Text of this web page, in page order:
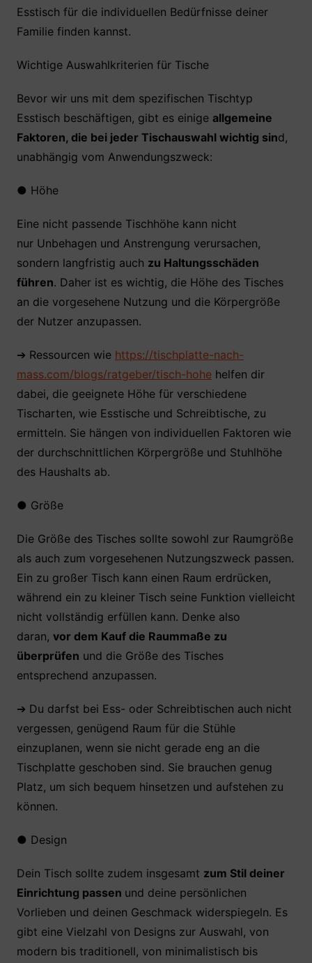
Esstisch für die individuellen Bedürfnisse deiner
Familie finden kannst.
Wichtige Auswahlkriterien für Tische
Bevor wir uns mit dem spezifischen Tischtyp
Esstisch beschäftigen, gibt es einige allgemeine
Faktoren, die bei jeder Tischauswahl wichtig sind,
unabhängig vom Anwendungszweck:
● Höhe
Eine nicht passende Tischhöhe kann nicht
nur Unbehagen und Anstrengung verursachen,
sondern langfristig auch zu Haltungsschäden
führen. Daher ist es wichtig, die Höhe des Tisches
an die vorgesehene Nutzung und die Körpergröße
der Nutzer anzupassen.
➔ Ressourcen wie https://tischplatte-nach-
mass.com/blogs/ratgeber/tisch-hohehelfen dir
dabei, die geeignete Höhe für verschiedene
Tischarten, wie Esstische und Schreibtische, zu
ermitteln. Sie hängen von individuellen Faktoren wie
der durchschnittlichen Körpergröße und Stuhlhöhe
des Haushalts ab.
● Größe
Die Größe des Tisches sollte sowohl zur Raumgröße
als auch zum vorgesehenen Nutzungszweck passen.
Ein zu großer Tisch kann einen Raum erdrücken,
während ein zu kleiner Tisch seine Funktion vielleicht
nicht vollständig erfüllen kann. Denke also
daran, vor dem Kauf die Raummaße zu
überprüfen und die Größe des Tisches
entsprechend anzupassen.
➔ Du darfst bei Ess- oder Schreibtischen auch nicht
vergessen, genügend Raum für die Stühle
einzuplanen, wenn sie nicht gerade eng an die
Tischplatte geschoben sind. Sie brauchen genug
Platz, um sich bequem hinsetzen und aufstehen zu
können.
● Design
Dein Tisch sollte zudem insgesamt zum Stil deiner
Einrichtung passen und deine persönlichen
Vorlieben und deinen Geschmack widerspiegeln. Es
gibt eine Vielzahl von Designs zur Auswahl, von
modern bis traditionell, von minimalistisch bis